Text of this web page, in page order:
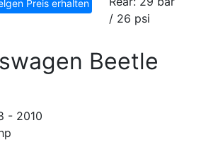
Preis erhalten
/ 26 psi
Beetle
- 2010